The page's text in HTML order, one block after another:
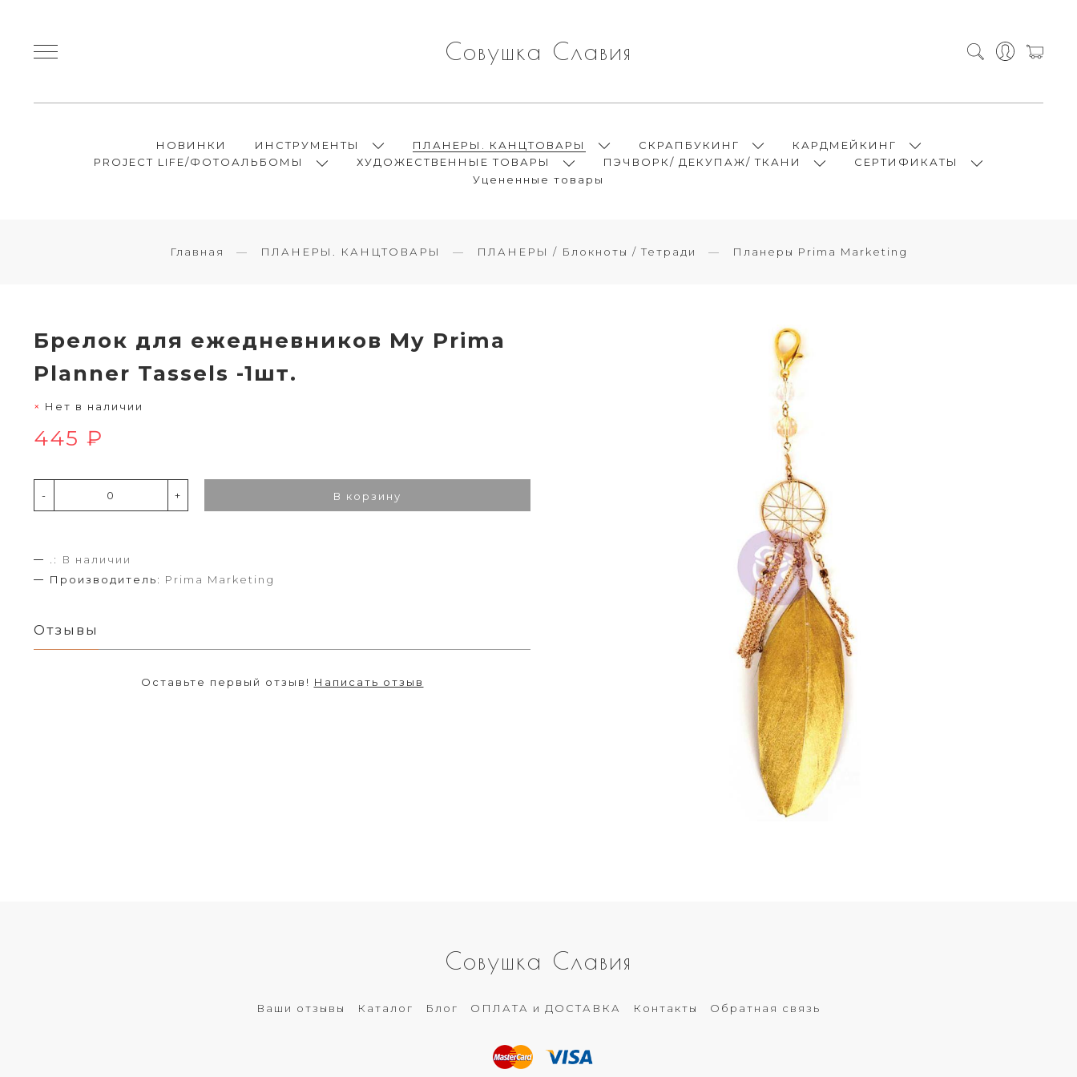
Совушка Славия
НОВИНКИ ИНСТРУМЕНТЫ ПЛАНЕРЫ. КАНЦТОВАРЫ СКРАПБУКИНГ
КАРДМЕЙКИНГ
PROJECT LIFE/ФОТОАЛЬБОМЫ
ХУДОЖЕСТВЕННЫЕ ТОВАРЫ ПЭЧВОРК/ ДЕКУПАЖ/ ТКАНИ
СЕРТИФИКАТЫ
Уцененные товары
Главная ПЛАНЕРЫ. КАНЦТОВАРЫ ПЛАНЕРЫ / Блокноты / Тетради Планеры Prima Marketing
Брелок для ежедневников My Prima
Planner Tassels -1шт.
Нет в наличии
445 ₽
- + В корзину
.:
В наличии
Производитель: Prima Marketing
Отзывы
Оставьте первый отзыв! Написать отзыв
Совушка Славия
Ваши отзывы Каталог Блог ОПЛАТА и ДОСТАВКА Контакты Обратная связь